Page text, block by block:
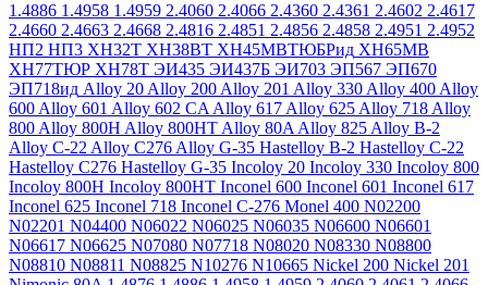
1.4886 1.4958 1.4959 2.4060 2.4066 2.4360 2.4361 2.4602 2.4617
2.4660 2.4663 2.4668 2.4816 2.4851 2.4856 2.4858 2.4951 2.4952
НП2 НП3 ХН32Т ХН38ВТ ХН45МВТЮБРид ХН65МВ
ХН77ТЮР ХН78Т ЭИ435 ЭИ437Б ЭИ703 ЭП567 ЭП670
ЭП718ид Alloy 20 Alloy 200 Alloy 201 Alloy 330 Alloy 400 Alloy
600 Alloy 601 Alloy 602 CA Alloy 617 Alloy 625 Alloy 718 Alloy
800 Alloy 800H Alloy 800HT Alloy 80A Alloy 825 Alloy B-2
Alloy C-22 Alloy C276 Alloy G-35 Hastelloy B-2 Hastelloy C-22
Hastelloy C276 Hastelloy G-35 Incoloy 20 Incoloy 330 Incoloy 800
Incoloy 800H Incoloy 800HT Inconel 600 Inconel 601 Inconel 617
Inconel 625 Inconel 718 Inconel C-276 Monel 400 N02200
N02201 N04400 N06022 N06025 N06035 N06600 N06601
N06617 N06625 N07080 N07718 N08020 N08330 N08800
N08810 N08811 N08825 N10276 N10665 Nickel 200 Nickel 201